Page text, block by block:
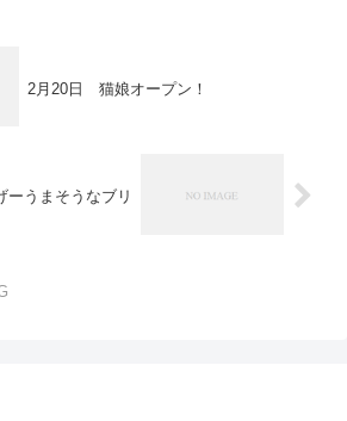
2月20日 猫娘オープン！
ーうまそうなブリ